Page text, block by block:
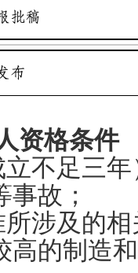
资格条件
不足三
故；
涉及的
高的制造